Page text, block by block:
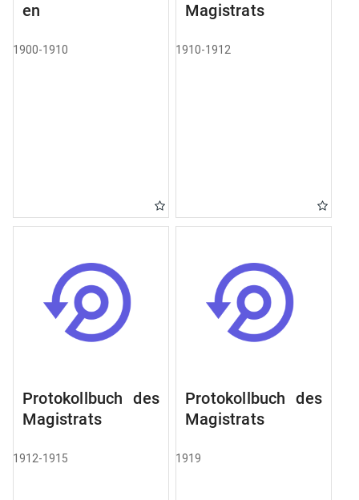
en
1900-1910
Magistrats
1910-1912
Protokollbuch des
Magistrats
1912-1915
Protokollbuch des
Magistrats
1919